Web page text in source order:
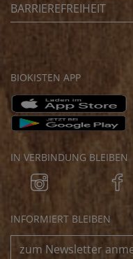
BARRIEREFREIHEIT
BIOKISTEN APP
IN VERBINDUNG BLEIBEN
INFORMIERT BLEIBEN
zum Newsletter